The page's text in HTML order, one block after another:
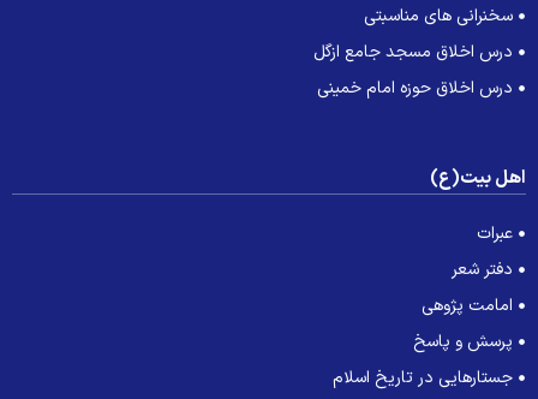
سخنرانی های مناسبتی
درس اخلاق مسجد جامع ازگل
درس اخلاق حوزه امام خمینی
بیت(ع)
عبرات
دفتر شعر
امامت پژوهی
پرسش و پاسخ
جستارهایی در تاریخ اسلام